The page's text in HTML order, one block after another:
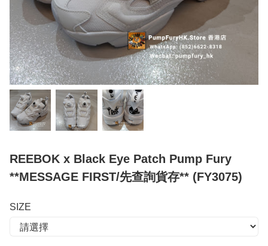
REEBOK x Black Eye Patch Pump Fury
**MESSAGE FIRST/先查詢貨存** (FY3075)
SIZE